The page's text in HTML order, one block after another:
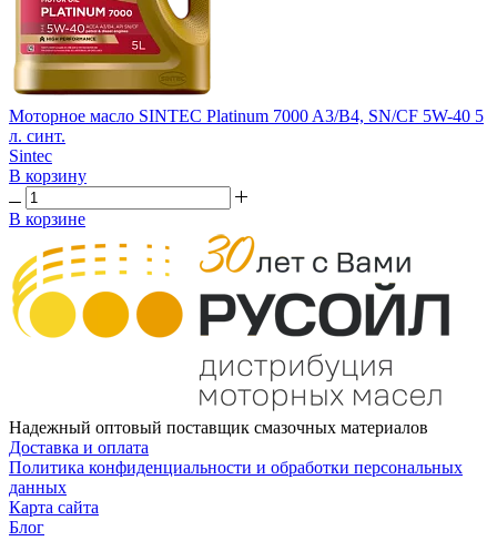
Моторное масло SINTEC Platinum 7000 A3/B4, SN/CF 5W-40 5
л. синт.
Sintec
В корзину
В корзине
Надежный оптовый поставщик смазочных материалов
Доставка и оплата
Политика конфиденциальности и обработки персональных
данных
Карта сайта
Блог